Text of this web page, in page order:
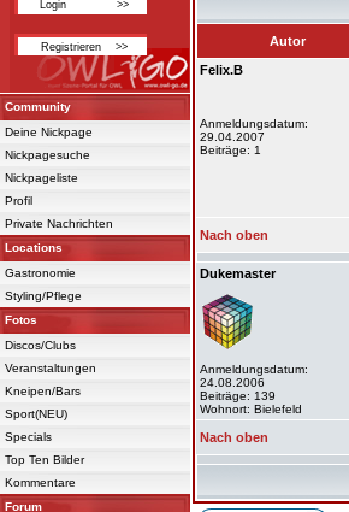
Community
Deine Nickpage
Nickpagesuche
Nickpageliste
Profil
Private Nachrichten
Locations
Gastronomie
Styling/Pflege
Fotos
Discos/Clubs
Veranstaltungen
Kneipen/Bars
Sport(NEU)
Specials
Top Ten Bilder
Kommentare
Forum
Autor
Felix.B
Anmeldungsdatum:
29.04.2007
Beiträge: 1
Nach oben
Dukemaster
Anmeldungsdatum:
24.08.2006
Beiträge: 139
Wohnort: Bielefeld
Nach oben